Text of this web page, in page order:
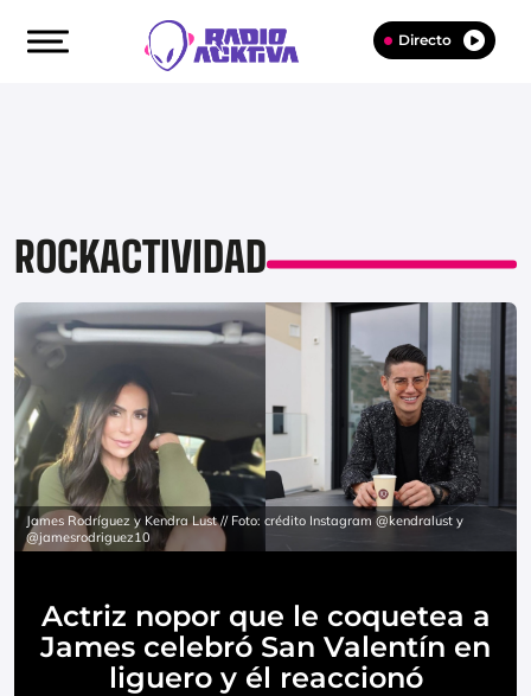
Directo
ROCKACTIVIDAD
James Rodríguez y Kendra Lust // Foto: crédito Instagram @kendralust y
@jamesrodriguez10
Actriz nopor que le coquetea a
James celebró San Valentín en
liguero y él reaccionó